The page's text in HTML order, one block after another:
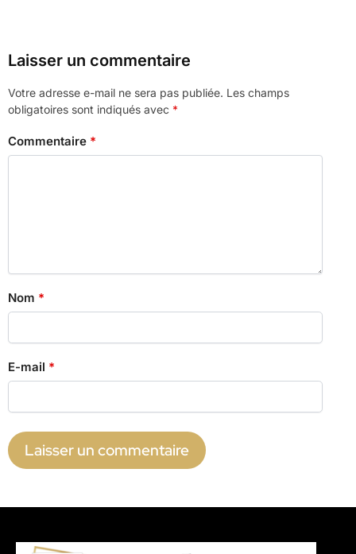
Laisser un commentaire
Votre adresse e-mail ne sera pas publiée. Les champs
obligatoires sont indiqués avec *
Commentaire *
Nom *
E-mail *